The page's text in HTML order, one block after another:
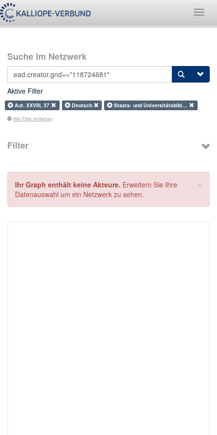
Suche im Netzwerk
Aktive Filter
Aut. XXVIII, 37 Deutsch Staats- und Universitätsbibl…
Alle Filter entfernen
Filter
×
Ihr Graph enthält keine Akteure. Erweitern Sie Ihre
Datenauswahl um ein Netzwerk zu sehen.